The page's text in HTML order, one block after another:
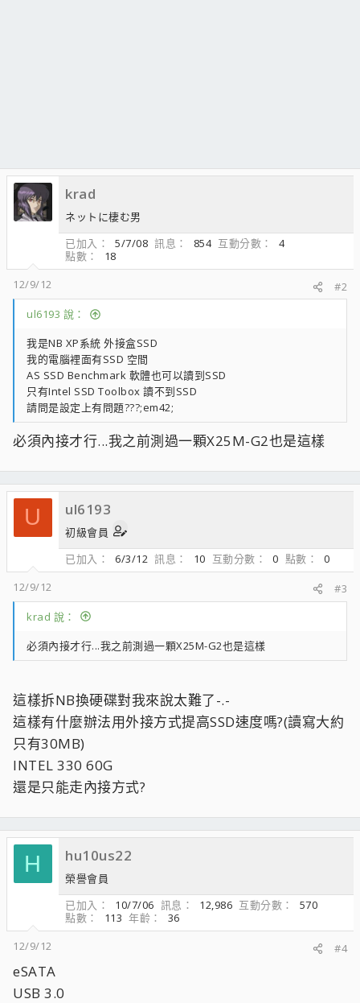
krad
ネットに棲む男
已加入
5/7/08 訊息 854 互動分數
4
點數
18
12/9/12
#2
ul6193 說：
我是NB XP系統 外接盒SSD
我的電腦裡面有SSD 空間
AS SSD Benchmark 軟體也可以讀到SSD
只有Intel SSD Toolbox 讀不到SSD
請問是設定上有問題???;em42;
必須內接才行...我之前測過一顆X25M-G2也是這樣
U ul6193
初級會員
已加入
6/3/12 訊息 10 互動分數 0 點數
0
12/9/12
#3
krad 說：
必須內接才行...我之前測過一顆X25M-G2也是這樣
這樣拆NB換硬碟對我來說太難了-.-
這樣有什麼辦法用外接方式提高SSD速度嗎?(讀寫大約
只有30MB)
INTEL 330 60G
還是只能走內接方式?
H hu10us22
榮譽會員
已加入
10/7/06 訊息 12,986 互動分數
570
點數
113 年齡
36
12/9/12
#4
eSATA
USB 3.0